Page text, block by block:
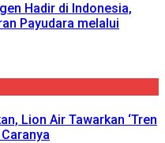
Hadir di Indonesia,
Payudara melalui
Lion Air Tawarkan ‘Tren